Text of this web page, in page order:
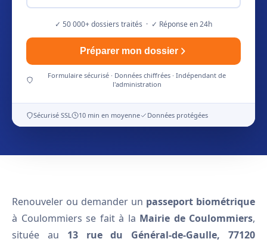
✓ 50 000+ dossiers traités · ✓ Réponse en 24h
Préparer mon dossier
Formulaire sécurisé · Données chiffrées · Indépendant de
l'administration
Sécurisé SSL 10 min en moyenne Données protégées
Renouveler ou demander un passeport biométrique
à Coulommiers se fait à la Mairie de Coulommiers,
située au 13 rue du Général-de-Gaulle, 77120